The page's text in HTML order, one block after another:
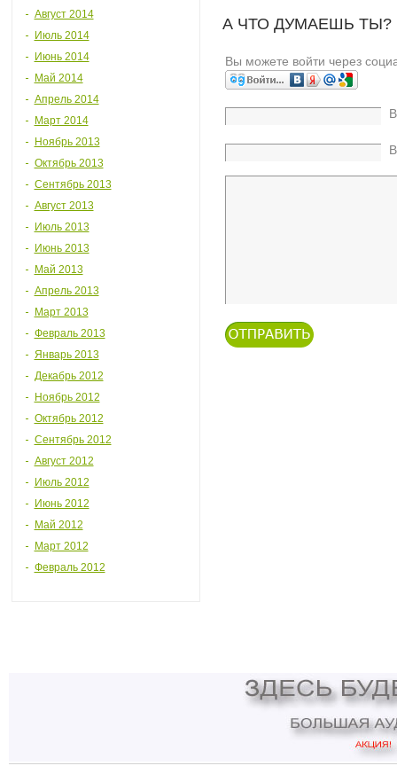
Август 2014
Июль 2014
Июнь 2014
Май 2014
Апрель 2014
Март 2014
Ноябрь 2013
Октябрь 2013
Сентябрь 2013
Август 2013
Июль 2013
Июнь 2013
Май 2013
Апрель 2013
Март 2013
Февраль 2013
Январь 2013
Декабрь 2012
Ноябрь 2012
Октябрь 2012
Сентябрь 2012
Август 2012
Июль 2012
Июнь 2012
Май 2012
Март 2012
Февраль 2012
А ЧТО ДУМАЕШЬ
Вы можете войти через